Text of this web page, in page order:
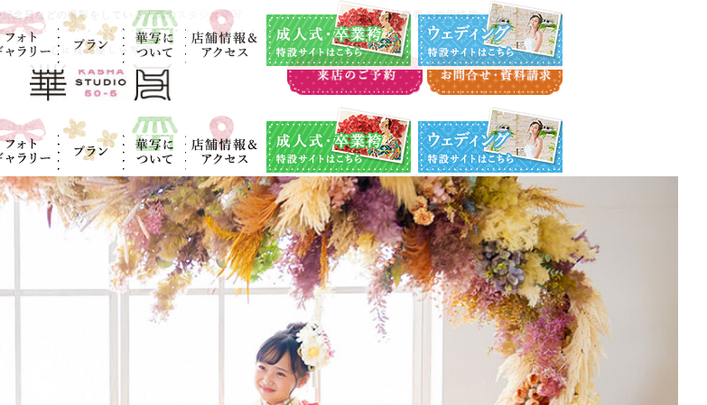
念日などの撮影をしている人気の スタジオ華写 会社概要＆採用情報 Instagram
トギャラ
プラン
華写につい
て
店舗情報＆ア
クセス
成人式・卒業袴特設サイト ウエディング特設サイト
トギャラ
プラン
華写につい
て
店舗情報＆ア
クセス
成人式・卒業袴特設サイト ウエディング特設サイト